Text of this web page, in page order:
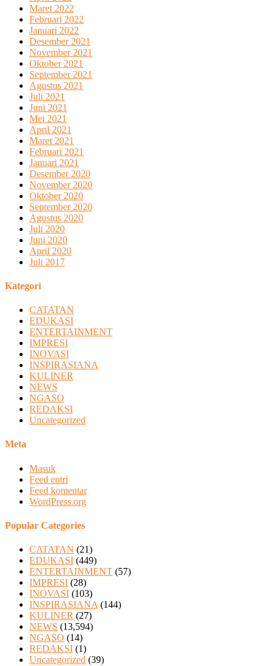
Maret 2022
Februari 2022
Januari 2022
Desember 2021
November 2021
Oktober 2021
September 2021
Agustus 2021
Juli 2021
Juni 2021
Mei 2021
April 2021
Maret 2021
Februari 2021
Januari 2021
Desember 2020
November 2020
Oktober 2020
September 2020
Agustus 2020
Juli 2020
Juni 2020
April 2020
Juli 2017
Kategori
CATATAN
EDUKASI
ENTERTAINMENT
IMPRESI
INOVASI
INSPIRASIANA
KULINER
NEWS
NGASO
REDAKSI
Uncategorized
Meta
Masuk
Feed entri
Feed komentar
WordPress.org
Popular Categories
CATATAN (21)
EDUKASI (449)
ENTERTAINMENT (57)
IMPRESI (28)
INOVASI (103)
INSPIRASIANA (144)
KULINER (27)
NEWS (13,594)
NGASO (14)
REDAKSI (1)
Uncategorized (39)